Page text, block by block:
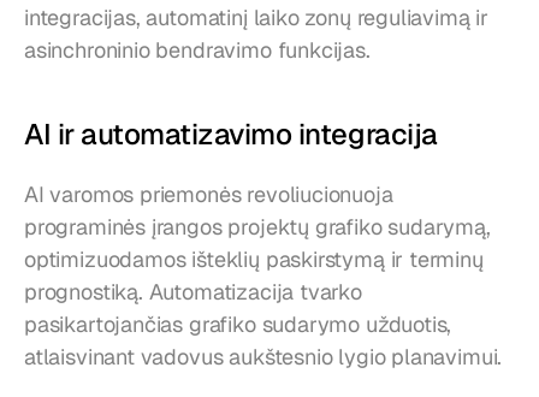
integracijas, automatinį laiko zonų reguliavimą ir
asinchroninio bendravimo funkcijas.
AI ir automatizavimo integracija
AI varomos priemonės revoliucionuoja
programinės įrangos projektų grafiko sudarymą,
optimizuodamos išteklių paskirstymą ir terminų
prognostiką. Automatizacija tvarko
pasikartojančias grafiko sudarymo užduotis,
atlaisvinant vadovus aukštesnio lygio planavimui.